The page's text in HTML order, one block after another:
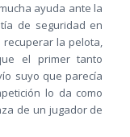
ayuda ante la
de seguridad en
la pelota,
el primer tanto
suyo que parecía
lo da como
de un jugador de